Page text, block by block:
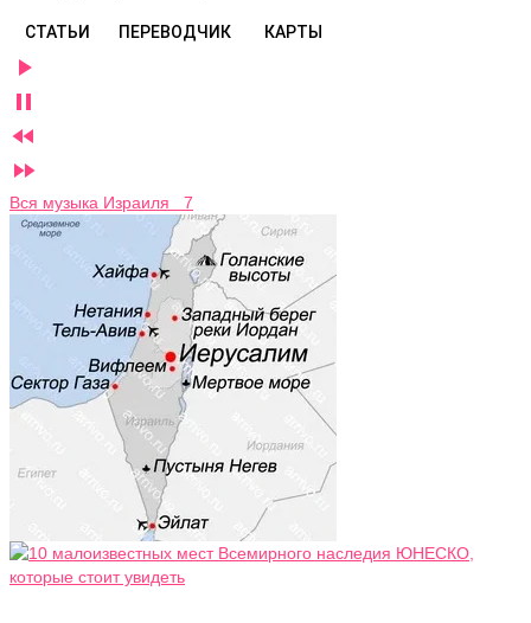
СТАТЬИ ПЕРЕВОДЧИК КАРТЫ




Вся музыка Израиля 7